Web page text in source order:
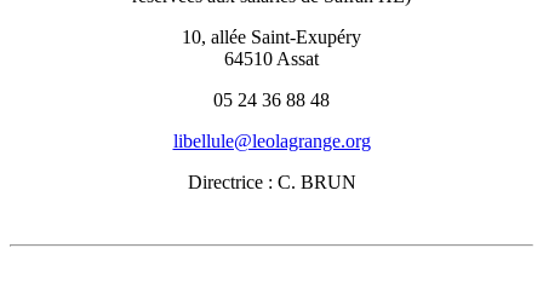
10, allée Saint-Exupéry
64510 Assat
05 24 36 88 48
libellule@leolagrange.org
Directrice : C. BRUN